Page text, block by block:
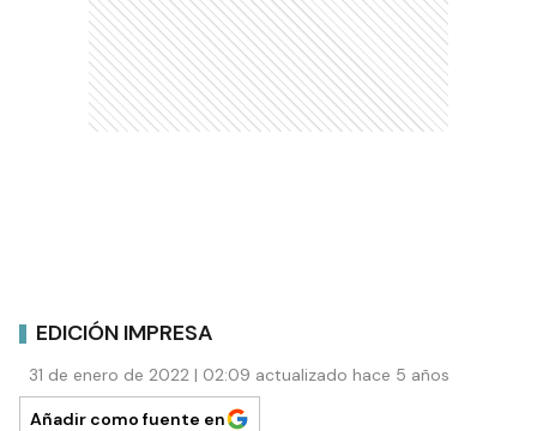
EDICIÓN IMPRESA
31 de enero de 2022 | 02:09 actualizado hace 5 años
Añadir como fuente en